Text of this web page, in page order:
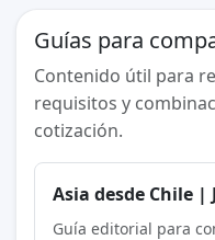
Guías para
Contenido útil para
requisitos y
cotización.
Asia desde Chile |
Guía editorial para